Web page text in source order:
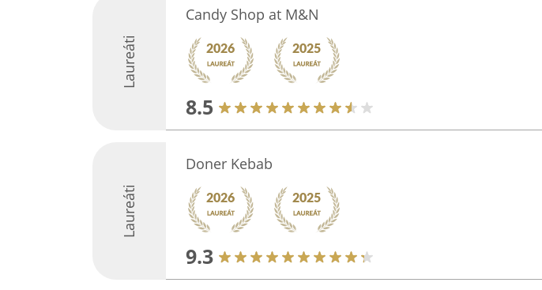
Laureáti
Candy Shop at M&N
8.5
Laureáti
Doner Kebab
9.3